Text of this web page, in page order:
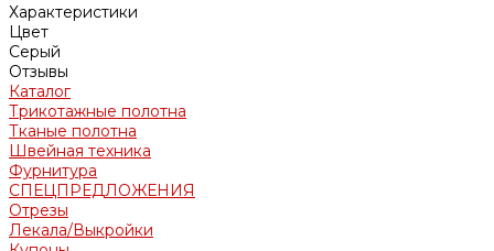
Характеристики
Цвет
Серый
Отзывы
Каталог
Трикотажные полотна
Тканые полотна
Швейная техника
Фурнитура
СПЕЦПРЕДЛОЖЕНИЯ
Отрезы
Лекала/Выкройки